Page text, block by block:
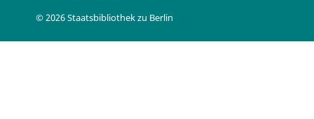
© 2026 Staatsbibliothek zu Berlin